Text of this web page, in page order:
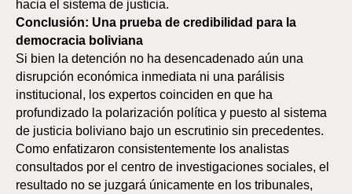
hacia el sistema de justicia.
Conclusión: Una prueba de credibilidad para la
democracia boliviana
Si bien la detención no ha desencadenado aún una
disrupción económica inmediata ni una parálisis
institucional, los expertos coinciden en que ha
profundizado la polarización política y puesto al sistema
de justicia boliviano bajo un escrutinio sin precedentes.
Como enfatizaron consistentemente los analistas
consultados por el centro de investigaciones sociales, el
resultado no se juzgará únicamente en los tribunales,